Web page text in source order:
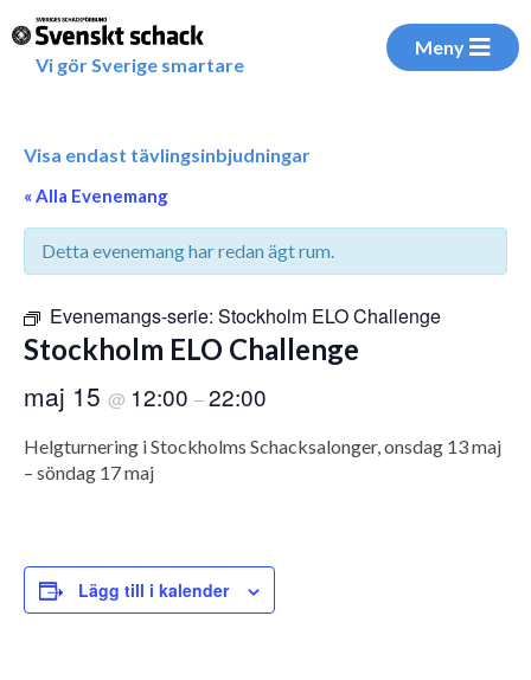
Vi gör Sverige smartare
Meny
Visa endast tävlingsinbjudningar
« Alla Evenemang
Detta evenemang har redan ägt rum.
Evenemangs-serie: Stockholm ELO Challenge
Stockholm ELO Challenge
maj 15 @ 12:00 –22:00
Helgturnering i Stockholms Schacksalonger, onsdag 13 maj
– söndag 17 maj
Lägg till i kalender